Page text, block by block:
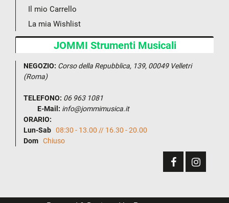
Il mio Carrello
La mia Wishlist
JOMMI Strumenti Musicali
NEGOZIO: Corso della Repubblica, 139, 00049 Velletri
(Roma)
TELEFONO: 06 963 1081
E-Mail: info@jommimusica.it
ORARIO:
Lun-Sab 08:30 - 13.00 // 16.30 - 20.00
Dom Chiuso